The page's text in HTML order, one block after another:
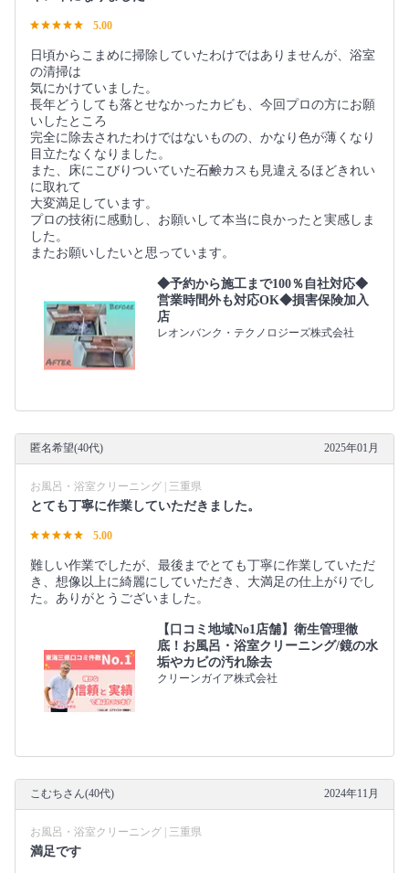
5.00
日頃からこまめに掃除していたわけではありませんが、浴室
の清掃は
気にかけていました。
長年どうしても落とせなかったカビも、今回プロの方にお願
いしたところ
完全に除去されたわけではないものの、かなり色が薄くなり
目立たなくなりました。
また、床にこびりついていた石鹸カスも見違えるほどきれい
に取れて
大変満足しています。
プロの技術に感動し、お願いして本当に良かったと実感しま
した。
またお願いしたいと思っています。
◆予約から施工まで100％自社対応◆
営業時間外も対応OK◆損害保険加入
店
レオンバンク・テクノロジーズ株式会社
匿名希望(40代) 2025年01月
お風呂・浴室クリーニング | 三重県
とても丁寧に作業していただきました。
5.00
難しい作業でしたが、最後までとても丁寧に作業していただ
き、想像以上に綺麗にしていただき、大満足の仕上がりでし
た。ありがとうございました。
【口コミ地域No1店舗】衛生管理徹
底！お風呂・浴室クリーニング/鏡の水
垢やカビの汚れ除去
クリーンガイア株式会社
こむちさん(40代) 2024年11月
お風呂・浴室クリーニング | 三重県
満足です